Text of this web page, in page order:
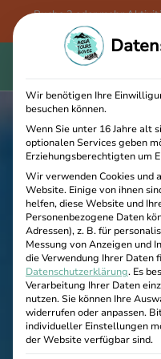
Buche 3 oder mehr
ANGEBOT - 15 % RABATT
Wir benötigen Ihre
besuchen können.
Wenn Sie unter 16 Jahre alt
optionalen Services geben
Erziehungsberechtigten um
Wir verwenden Cookies und
Website. Einige von ihnen
helfen, diese Website und
Personenbezogene Daten
Adressen), z. B. für
Messung von Anzeigen und
die Verwendung Ihrer Daten
Datenschutzerklärung. Es
Verarbeitung Ihrer Daten
nutzen.Sie können Ihre
widerrufen oder anpassen.
individueller Einstellungen
der Website verfügbar sind.